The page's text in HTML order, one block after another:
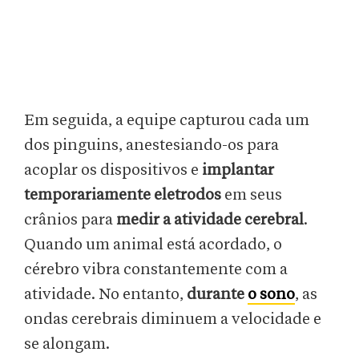
Em seguida, a equipe capturou cada um
dos pinguins, anestesiando-os para
acoplar os dispositivos e implantar
temporariamente eletrodos em seus
crânios para medir a atividade cerebral.
Quando um animal está acordado, o
cérebro vibra constantemente com a
atividade. No entanto, durante o sono, as
ondas cerebrais diminuem a velocidade e
se alongam.